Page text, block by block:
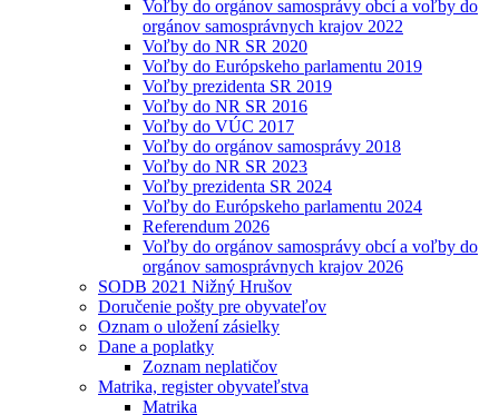
Voľby do orgánov samosprávy obcí a voľby do
orgánov samosprávnych krajov 2022
Voľby do NR SR 2020
Voľby do Európskeho parlamentu 2019
Voľby prezidenta SR 2019
Voľby do NR SR 2016
Voľby do VÚC 2017
Voľby do orgánov samosprávy 2018
Voľby do NR SR 2023
Voľby prezidenta SR 2024
Voľby do Európskeho parlamentu 2024
Referendum 2026
Voľby do orgánov samosprávy obcí a voľby do
orgánov samosprávnych krajov 2026
SODB 2021 Nižný Hrušov
Doručenie pošty pre obyvateľov
Oznam o uložení zásielky
Dane a poplatky
Zoznam neplatičov
Matrika, register obyvateľstva
Matrika